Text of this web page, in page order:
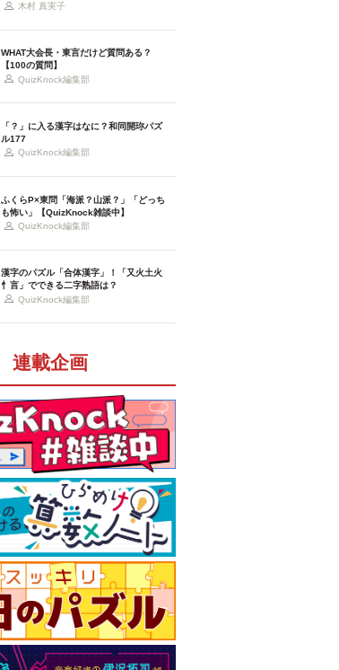
木村 真実子
WHAT大会長・東言だけど質問ある？
【100の質問】
QuizKnock編集部
「？」に入る漢字はなに？和同開珎パズ
ル177
QuizKnock編集部
ふくらP×東問「海派？山派？」「どっち
も怖い」【QuizKnock雑談中】
QuizKnock編集部
漢字のパズル「合体漢字」！「又火土火
忄言」でできる二字熟語は？
QuizKnock編集部
連載企画